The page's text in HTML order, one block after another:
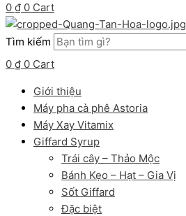
0 ₫ 0 Cart
Tìm kiếm
0 ₫ 0 Cart
Giới thiệu
Máy pha cà phê Astoria
Máy Xay Vitamix
Giffard Syrup
Trái cây – Thảo Mộc
Bánh Kẹo – Hạt – Gia Vị
Sốt Giffard
Đặc biệt